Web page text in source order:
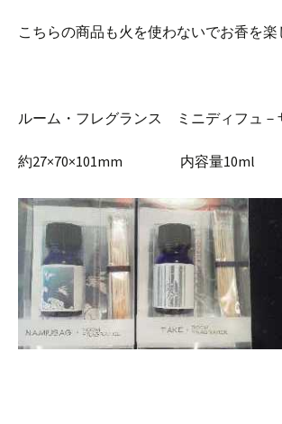
こちらの商品も火を使わないでお香を
ルーム・フレグランス ミニディフュ
約27×70×101mm 内容量10ml